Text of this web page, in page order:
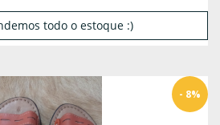
todo o estoque :)
- 8%